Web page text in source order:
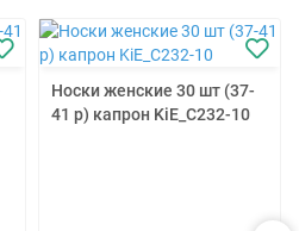
Носки женские 30 шт (37-
41 р) капрон KiE_C232-10